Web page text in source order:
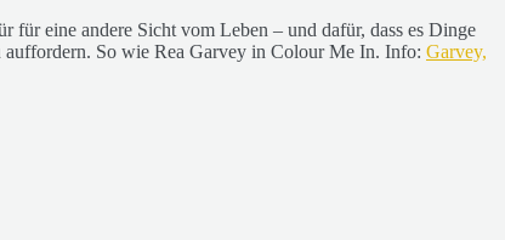
für eine andere Sicht vom Leben – und dafür, dass es Dinge
auffordern. So wie Rea Garvey in Colour Me In. Info: Garvey,